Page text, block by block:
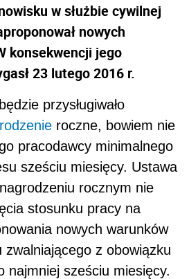
w służbie cywilnej
nowych
konsekwencji jego
23 lutego 2016 r.
przysługiwało
roczne, bowiem nie
pracodawcy minimalnego
sześciu miesięcy. Ustawa
rocznym nie
stosunku pracy na
nowych warunków
zwalniającego z obowiązku
najmniej sześciu miesięcy.